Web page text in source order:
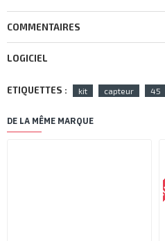
COMMENTAIRES
LOGICIEL
ETIQUETTES : kit capteur 45
DE LA MÊME MARQUE